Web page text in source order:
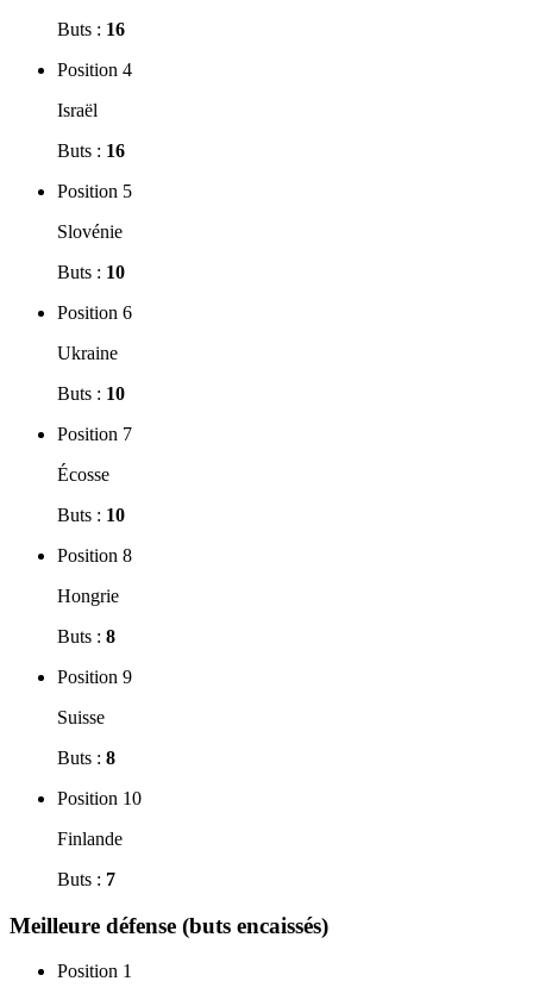
Buts : 16
Position 4
Israël
Buts : 16
Position 5
Slovénie
Buts : 10
Position 6
Ukraine
Buts : 10
Position 7
Écosse
Buts : 10
Position 8
Hongrie
Buts : 8
Position 9
Suisse
Buts : 8
Position 10
Finlande
Buts : 7
Meilleure défense (buts encaissés)
Position 1